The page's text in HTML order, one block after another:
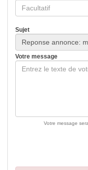
Sujet
Votre message
Votre message